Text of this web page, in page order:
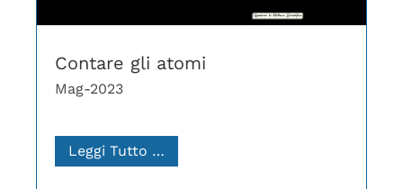
Contare gli atomi
Mag-2023
Leggi Tutto …